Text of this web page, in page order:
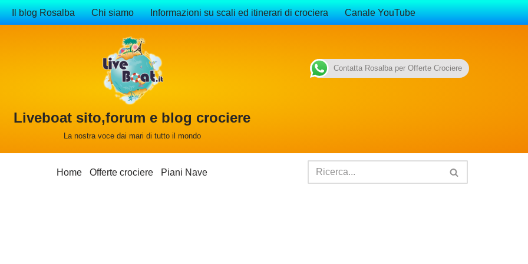
Il blog Rosalba Chi siamo Informazioni su scali ed itinerari di crociera Canale YouTube
Liveboat sito,forum e blog crociere
La nostra voce dai mari di tutto il mondo
Home Offerte crociere Piani Nave
Contatta Rosalba per Offerte Crociere